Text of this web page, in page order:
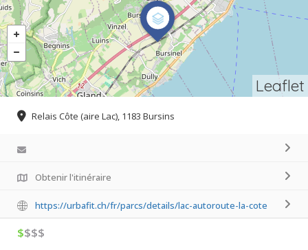
Leaflet
Relais Côte (aire Lac), 1183 Bursins
Obtenir l'itinéraire
https://urbafit.ch/fr/parcs/details/lac-autoroute-la-cote
$$$$